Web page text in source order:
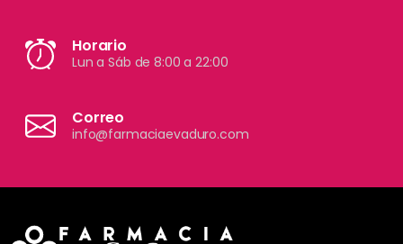
Horario
Lun a Sáb de 8:00 a 22:00
Correo
info@farmaciaevaduro.com